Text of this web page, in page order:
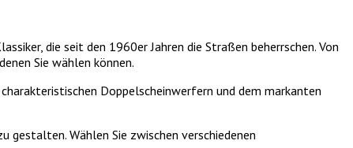
die seit den 1960er Jahren die Straßen beherrschen. Von
Sie wählen können.
Doppelscheinwerfern und dem markanten
gestalten. Wählen Sie zwischen verschiedenen